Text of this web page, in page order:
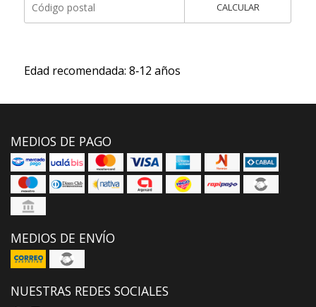
CALCULAR
Edad recomendada: 8‑12 años
MEDIOS DE PAGO
MEDIOS DE ENVÍO
NUESTRAS REDES SOCIALES